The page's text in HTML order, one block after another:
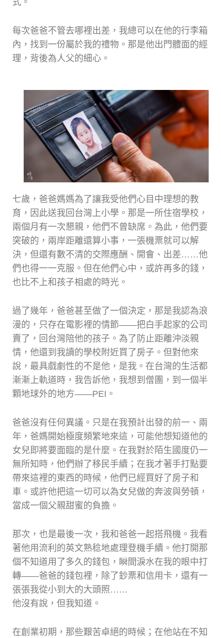
每次爸爸不管去哪裡出差，我總可以在他的行李箱
內，找到一份屬於我的禮物。那是他出門體面的經
理，背後為人父的細心。
七歲，爸爸媽媽為了讓我受他們心目中理想的教
育，因此送我回台灣上小學。那是一所住宿學校，
兩個月有一次懇親，他們不曾缺席。為此，他們要
突破的，兩岸距離還算小事，一張機票就可以解
決，但還有數不清的交際應酬、開會、出差……他
們也得一一克服。但在他們心中，或許再多的錢，
也比不上和孩子相處的時光。
過了幾年，爸爸甚至做了一個決定，那是我認為浪
漫的，只存在電影裡的情節——把白手起家的公司
賣了，回台灣陪他的孩子。為了防止距離沖淡親
情，他還到我讀的學校附近買了房子。但對他來
說，最具戲劇性的不是他，是我。在台灣的生活都
漸漸上軌道時，我告訴他，我想到僧團，到一個半
顆地球外的地方——PEI。
爸爸沒有任何異議。只是在我預計出發的前一、兩
年，爸媽開始極度頻繁地來這，可能他想知道他的
女兒即將要面臨的是什麼。在我對於陌生國度仍一
無所知時，他們辦了移民手續；在我才著手打點要
帶來這裡的東西的時候，他們已經買好了房子和
車。或許他把這一切可以為女兒做的奔波與勞頓，
當成一個父親甜蜜的負擔。
那次，也是最後一次，我和爸爸一起搭飛機。我看
著他用流利的英文熟稔地處理登機手續。他打開那
個不知道用了多久的錢包，瞬間淚水在我的眼中打
轉——爸爸的錢包裡，除了鈔票和信用卡，還有一
張張我從小到大的大頭照……
他沒有說，但我知道。
在創業初期，那些艱苦卓絕的時候；在他站在不知